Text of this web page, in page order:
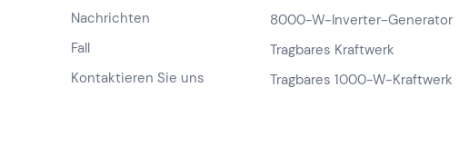
Nachrichten
Fall
Kontaktieren Sie uns
8000-W-Inverter-Generator
Tragbares Kraftwerk
Tragbares 1000-W-Kraftwerk